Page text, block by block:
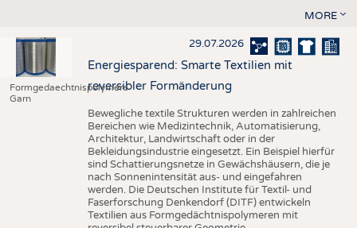
MORE
Formgedaechtnispolymere
Garn
29.07.2026
Energiesparend: Smarte Textilien mit
reversibler Formänderung
Bewegliche textile Strukturen werden in zahlreichen
Bereichen wie Medizintechnik, Automatisierung,
Architektur, Landwirtschaft oder in der
Bekleidungsindustrie eingesetzt. Ein Beispiel hierfür
sind Schattierungsnetze in Gewächshäusern, die je
nach Sonnenintensität aus- und eingefahren
werden. Die Deutschen Institute für Textil- und
Faserforschung Denkendorf (DITF) entwickeln
Textilien aus Formgedächtnispolymeren mit